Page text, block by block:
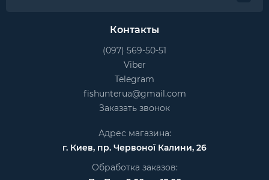
Контакты
(097) 569-50-51
Viber
Telegram
fishunterua@gmail.com
Заказать звонок
Адрес магазина:
г. Киев, пр. Червоної Калини, 26
Обработка заказов: